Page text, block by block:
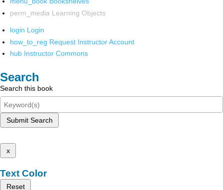
perm_media Learning Objects
login Login
how_to_reg Request Instructor Account
hub Instructor Commons
Search
Search this book
Submit Search
x
Text Color
Reset